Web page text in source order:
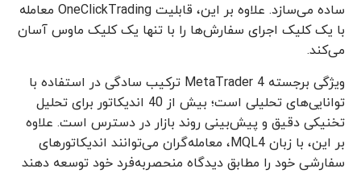
ساده می‌سازد. علاوه بر این، قابلیت OneClickTrading معامله
با یک کلیک اجرای سفارش‌ها را با تنها یک کلیک ماوس آسان
می‌کند.
ویژگی برجسته MetaTrader 4 ترکیب سادگی در استفاده با
توانایی‌های تحلیلی است؛ بیش از 40 اندیکاتور برای تحلیل
تخنیکی دقیق و پیش‌بینی روند بازار در دسترس است. علاوه
بر این، با زبان MQL4، معامله‌گران می‌توانند اندیکاتورهای
سفارشی خود را مطابق دیدگاه منحصربه‌فرد خود توسعه دهند